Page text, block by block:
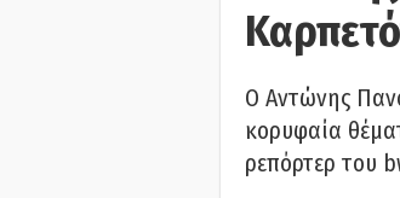
Ο Αντώνης
κορυφαία
ρεπόρτερ του